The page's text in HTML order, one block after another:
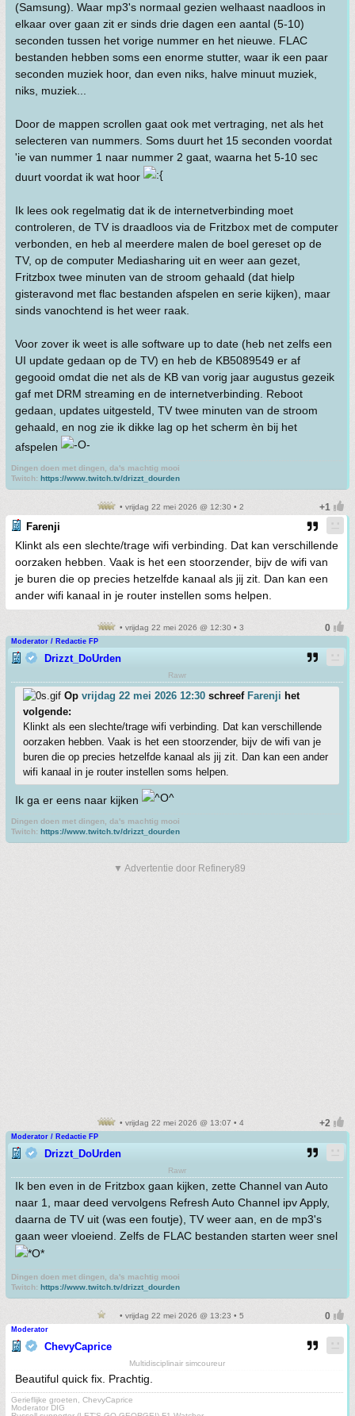
(Samsung). Waar mp3's normaal gezien welhaast naadloos in
elkaar over gaan zit er sinds drie dagen een aantal (5-10)
seconden tussen het vorige nummer en het nieuwe. FLAC
bestanden hebben soms een enorme stutter, waar ik een paar
seconden muziek hoor, dan even niks, halve minuut muziek,
niks, muziek...
Door de mappen scrollen gaat ook met vertraging, net als het
selecteren van nummers. Soms duurt het 15 seconden voordat
'ie van nummer 1 naar nummer 2 gaat, waarna het 5-10 sec
duurt voordat ik wat hoor
Ik lees ook regelmatig dat ik de internetverbinding moet
controleren, de TV is draadloos via de Fritzbox met de computer
verbonden, en heb al meerdere malen de boel gereset op de
TV, op de computer Mediasharing uit en weer aan gezet,
Fritzbox twee minuten van de stroom gehaald (dat hielp
gisteravond met flac bestanden afspelen en serie kijken), maar
sinds vanochtend is het weer raak.
Voor zover ik weet is alle software up to date (heb net zelfs een
UI update gedaan op de TV) en heb de KB5089549 er af
gegooid omdat die net als de KB van vorig jaar augustus gezeik
gaf met DRM streaming en de internetverbinding. Reboot
gedaan, updates uitgesteld, TV twee minuten van de stroom
gehaald, en nog zie ik dikke lag op het scherm èn bij het
afspelen
Dingen doen met dingen, da's machtig mooi
Twitch: https://www.twitch.tv/drizzt_dourden
• vrijdag 22 mei 2026 @ 12:30 • 2
Farenji
Klinkt als een slechte/trage wifi verbinding. Dat kan verschillende
oorzaken hebben. Vaak is het een stoorzender, bijv de wifi van
je buren die op precies hetzelfde kanaal als jij zit. Dan kan een
ander wifi kanaal in je router instellen soms helpen.
• vrijdag 22 mei 2026 @ 12:30 • 3
Moderator / Redactie FP
Drizzt_DoUrden
Rawr
Op vrijdag 22 mei 2026 12:30 schreef Farenji het
volgende:
Klinkt als een slechte/trage wifi verbinding. Dat kan verschillende
oorzaken hebben. Vaak is het een stoorzender, bijv de wifi van je
buren die op precies hetzelfde kanaal als jij zit. Dan kan een ander
wifi kanaal in je router instellen soms helpen.
Ik ga er eens naar kijken
Dingen doen met dingen, da's machtig mooi
Twitch: https://www.twitch.tv/drizzt_dourden
▼ Advertentie door Refinery89
• vrijdag 22 mei 2026 @ 13:07 • 4
Moderator / Redactie FP
Drizzt_DoUrden
Rawr
Ik ben even in de Fritzbox gaan kijken, zette Channel van Auto
naar 1, maar deed vervolgens Refresh Auto Channel ipv Apply,
daarna de TV uit (was een foutje), TV weer aan, en de mp3's
gaan weer vloeiend. Zelfs de FLAC bestanden starten weer snel
Dingen doen met dingen, da's machtig mooi
Twitch: https://www.twitch.tv/drizzt_dourden
• vrijdag 22 mei 2026 @ 13:23 • 5
Moderator
ChevyCaprice
Multidisciplinair simcoureur
Beautiful quick fix. Prachtig.
Gerieflijke groeten, ChevyCaprice
Moderator DIG